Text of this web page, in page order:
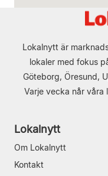
Lokalnytt är
lokaler med fokus
Göteborg, Öresund,
Varje vecka når våra
Lokalnytt
Om Lokalnytt
Kontakt